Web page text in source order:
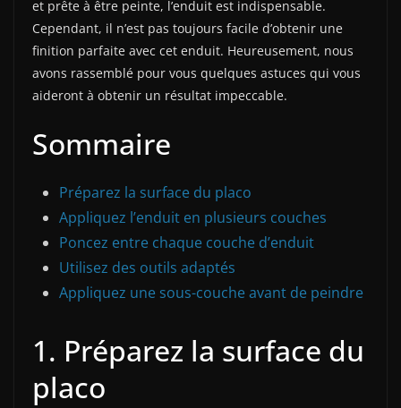
et prête à être peinte, l’enduit est indispensable.
Cependant, il n’est pas toujours facile d’obtenir une
finition parfaite avec cet enduit. Heureusement, nous
avons rassemblé pour vous quelques astuces qui vous
aideront à obtenir un résultat impeccable.
Sommaire
Préparez la surface du placo
Appliquez l’enduit en plusieurs couches
Poncez entre chaque couche d’enduit
Utilisez des outils adaptés
Appliquez une sous-couche avant de peindre
1. Préparez la surface du
placo